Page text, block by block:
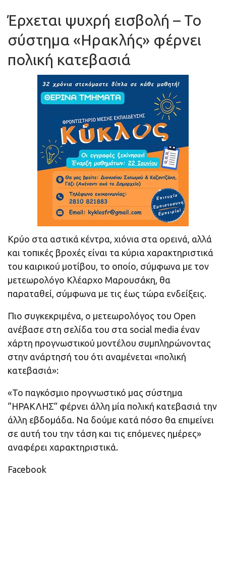
Έρχεται ψυχρή εισβολή – Το
σύστημα «Ηρακλής» φέρνει
πολική κατεβασιά
Κρύο στα αστικά κέντρα, χιόνια στα ορεινά, αλλά
και τοπικές βροχές είναι τα κύρια χαρακτηριστικά
του καιρικού μοτίβου, το οποίο, σύμφωνα με τον
μετεωρολόγο Κλέαρχο Μαρουσάκη, θα
παραταθεί, σύμφωνα με τις έως τώρα ενδείξεις.
Πιο συγκεκριμένα, ο μετεωρολόγος του Open
ανέβασε στη σελίδα του στα social media έναν
χάρτη προγνωστικού μοντέλου συμπληρώνοντας
στην ανάρτησή του ότι αναμένεται «πολική
κατεβασιά»:
«Το παγκόσμιο προγνωστικό μας σύστημα
“ΗΡΑΚΛΗΣ” φέρνει άλλη μία πολική κατεβασιά την
άλλη εβδομάδα. Να δούμε κατά πόσο θα επιμείνει
σε αυτή του την τάση και τις επόμενες ημέρες»
αναφέρει χαρακτηριστικά.
Facebook